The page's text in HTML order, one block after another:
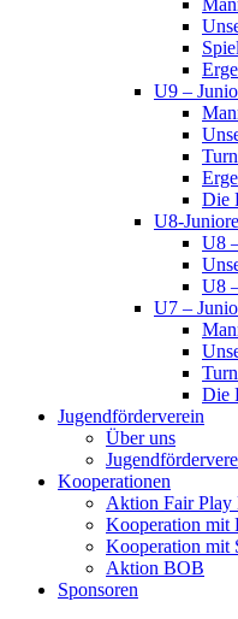
U9 –
Die
U8-
U8
U8
U7 –
Die
Jugendförderverein
Über uns
Kooperationen
Aktion Fair Play
Kooperation mit
Kooperation mit
Aktion BOB
Sponsoren